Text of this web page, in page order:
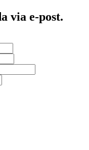
via e-post.